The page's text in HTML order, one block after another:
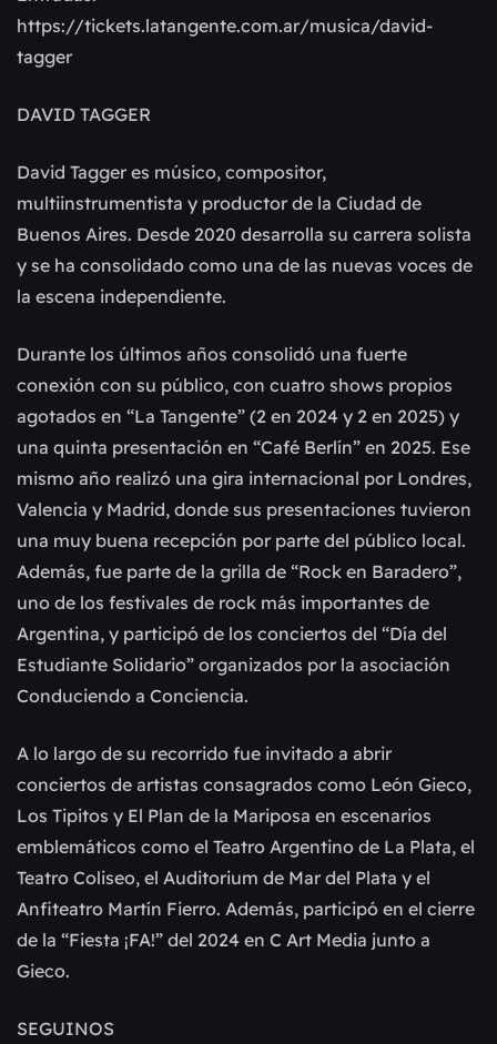
https://tickets.latangente.com.ar/musica/david-
tagger
DAVID TAGGER
David Tagger es músico, compositor,
multiinstrumentista y productor de la Ciudad de
Buenos Aires. Desde 2020 desarrolla su carrera solista
y se ha consolidado como una de las nuevas voces de
la escena independiente.
Durante los últimos años consolidó una fuerte
conexión con su público, con cuatro shows propios
agotados en “La Tangente” (2 en 2024 y 2 en 2025) y
una quinta presentación en “Café Berlín” en 2025. Ese
mismo año realizó una gira internacional por Londres,
Valencia y Madrid, donde sus presentaciones tuvieron
una muy buena recepción por parte del público local.
Además, fue parte de la grilla de “Rock en Baradero”,
uno de los festivales de rock más importantes de
Argentina, y participó de los conciertos del “Día del
Estudiante Solidario” organizados por la asociación
Conduciendo a Conciencia.
A lo largo de su recorrido fue invitado a abrir
conciertos de artistas consagrados como León Gieco,
Los Tipitos y El Plan de la Mariposa en escenarios
emblemáticos como el Teatro Argentino de La Plata, el
Teatro Coliseo, el Auditorium de Mar del Plata y el
Anfiteatro Martín Fierro. Además, participó en el cierre
de la “Fiesta ¡FA!” del 2024 en C Art Media junto a
Gieco.
SEGUINOS